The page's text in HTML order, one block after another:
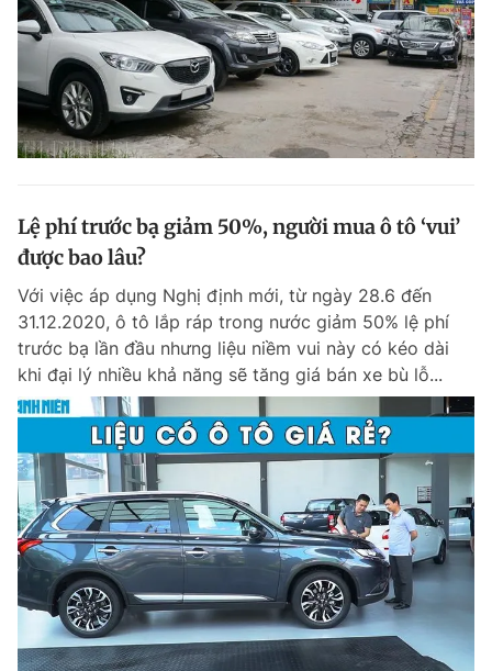
Lệ phí trước bạ giảm 50%, người mua ô tô ‘vui’
được bao lâu?
Với việc áp dụng Nghị định mới, từ ngày 28.6 đến
31.12.2020, ô tô lắp ráp trong nước giảm 50% lệ phí
trước bạ lần đầu nhưng liệu niềm vui này có kéo dài
khi đại lý nhiều khả năng sẽ tăng giá bán xe bù lỗ...